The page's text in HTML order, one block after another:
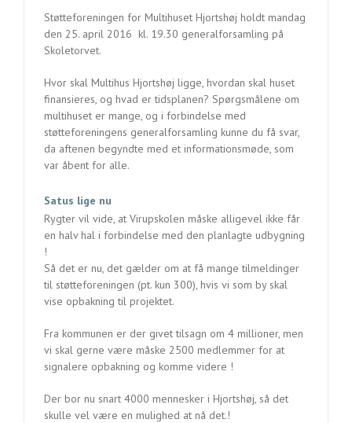
Støtteforeningen for Multihuset Hjortshøj holdt mandag
den 25. april 2016 kl. 19.30 generalforsamling på
Skoletorvet.
Hvor skal Multihus Hjortshøj ligge, hvordan skal huset
finansieres, og hvad er tidsplanen? Spørgsmålene om
multihuset er mange, og i forbindelse med
støtteforeningens generalforsamling kunne du få svar,
da aftenen begyndte med et informationsmøde, som
var åbent for alle.
Satus lige nu
Rygter vil vide, at Virupskolen måske alligevel ikke får
en halv hal i forbindelse med den planlagte udbygning
!
Så det er nu, det gælder om at få mange tilmeldinger
til støtteforeningen (pt. kun 300), hvis vi som by skal
vise opbakning til projektet.
Fra kommunen er der givet tilsagn om 4 millioner, men
vi skal gerne være måske 2500 medlemmer for at
signalere opbakning og komme videre !
Der bor nu snart 4000 mennesker i Hjortshøj, så det
skulle vel være en mulighed at nå det.!